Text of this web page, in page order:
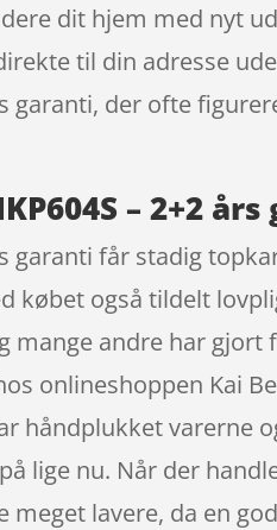
dit hjem med nyt
til din adresse
garanti, der ofte
– 2+2
garanti får stadig
købet også tildelt
andre har gjort
onlineshoppen Kai
håndplukket varerne
lige nu. Når der
lavere, da en